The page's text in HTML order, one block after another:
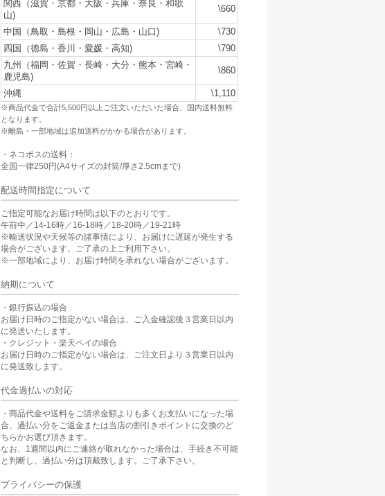
関西（滋賀・京都・大阪・兵庫・奈良・和歌
山)
\660
中国（鳥取・島根・岡山・広島・山口)
\730
四国（徳島・香川・愛媛・高知)
\790
九州（福岡・佐賀・長崎・大分・熊本・宮崎・
鹿児島)
\860
沖縄 \1,110
※商品代金で合計5,500円以上ご注文いただいた場合、国内送料無料
となります。
※離島・一部地域は追加送料がかかる場合があります。
・ネコポスの送料：
全国一律250円(A4サイズの封筒/厚さ2.5cmまで)
配送時間指定について
ご指定可能なお届け時間は以下のとおりです。
午前中／14-16時／16-18時／18-20時／19-21時
※輸送状況や天候等の諸事情により、お届けに遅延が発生する
場合がございます。ご了承の上ご利用下さい。
※一部地域により、お届け時間を承れない場合がございます。
納期について
・銀行振込の場合
お届け日時のご指定がない場合は、ご入金確認後３営業日以内
に発送いたします。
・クレジット・楽天ペイの場合
お届け日時のご指定がない場合は、ご注文日より３営業日以内
に発送致します。
代金過払いの対応
・商品代金や送料をご請求金額よりも多くお支払いになった場
合、過払い分をご返金または当店の割引きポイントに交換のど
ちらかお選び頂きます。
なお、1週間以内にご連絡が取れなかった場合は、手続き不可能
と判断し、過払い分は頂戴致します。ご了承下さい。
プライバシーの保護